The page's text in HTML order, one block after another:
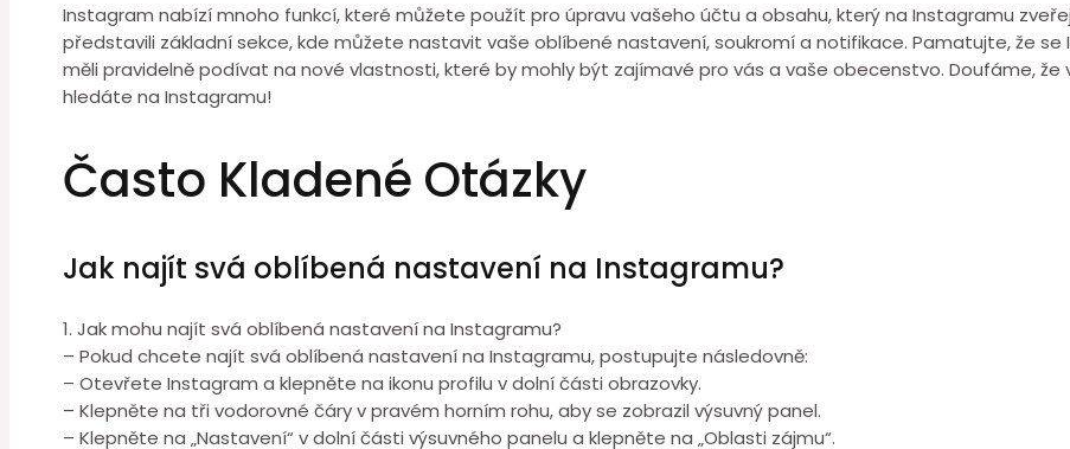
Instagram nabízí mnoho funkcí, které můžete použít pro úpravu vašeho účtu a obsahu, který na Instagramu
představili základní sekce, kde můžete nastavit vaše oblíbené nastavení, soukromí a notifikace. Pamatujte, že
měli pravidelně podívat na nové vlastnosti, které by mohly být zajímavé pro vás a vaše obecenstvo. Doufáme,
hledáte na Instagramu!
Často Kladené Otázky
Jak najít svá oblíbená nastavení na Instagramu?
1. Jak mohu najít svá oblíbená nastavení na Instagramu?
– Pokud chcete najít svá oblíbená nastavení na Instagramu, postupujte následovně:
– Otevřete Instagram a klepněte na ikonu profilu v dolní části obrazovky.
– Klepněte na tři vodorovné čáry v pravém horním rohu, aby se zobrazil výsuvný panel.
– Klepněte na „Nastavení“ v dolní části výsuvného panelu a klepněte na „Oblasti zájmu“.